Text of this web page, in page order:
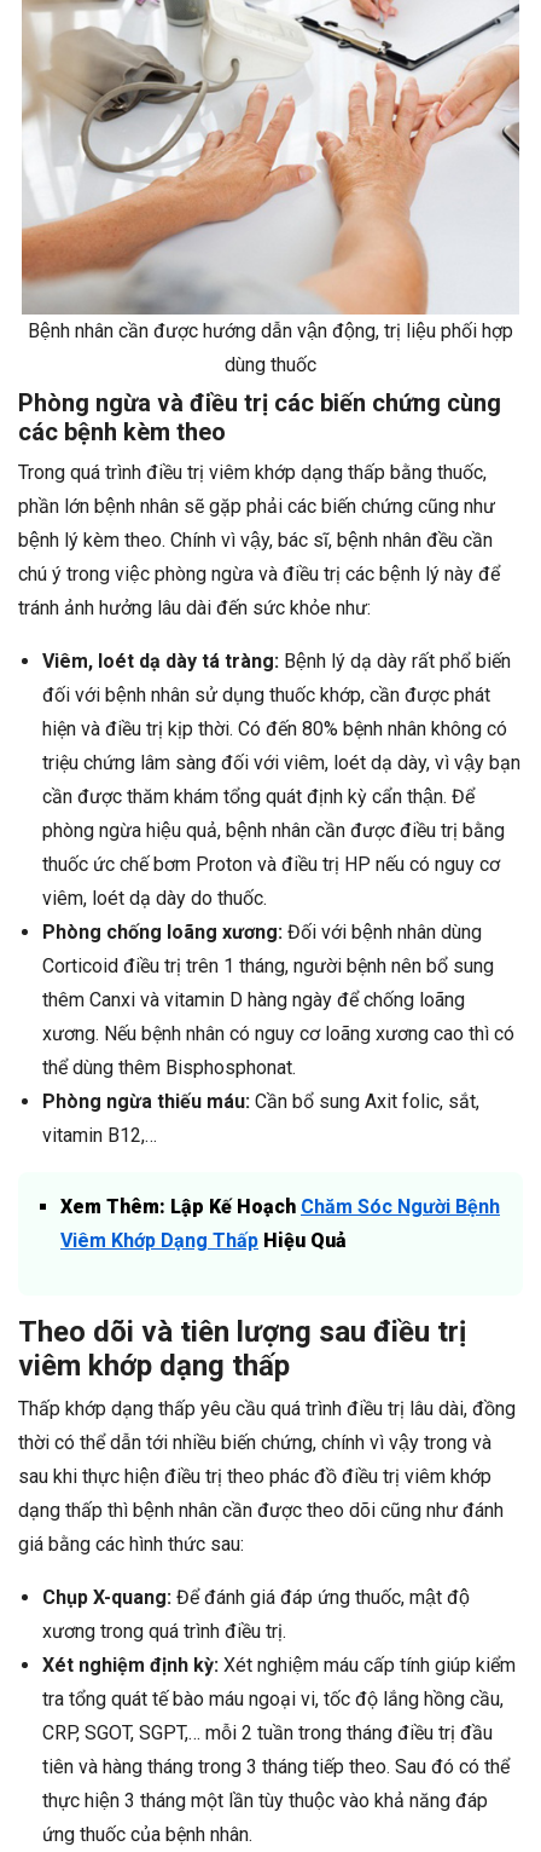
Bệnh nhân cần được hướng dẫn vận động, trị liệu phối hợp
dùng thuốc
Phòng ngừa và điều trị các biến chứng cùng
các bệnh kèm theo
Trong quá trình điều trị viêm khớp dạng thấp bằng thuốc,
phần lớn bệnh nhân sẽ gặp phải các biến chứng cũng như
bệnh lý kèm theo. Chính vì vậy, bác sĩ, bệnh nhân đều cần
chú ý trong việc phòng ngừa và điều trị các bệnh lý này để
tránh ảnh hưởng lâu dài đến sức khỏe như:
Viêm, loét dạ dày tá tràng: Bệnh lý dạ dày rất phổ biến
đối với bệnh nhân sử dụng thuốc khớp, cần được phát
hiện và điều trị kịp thời. Có đến 80% bệnh nhân không có
triệu chứng lâm sàng đối với viêm, loét dạ dày, vì vậy bạn
cần được thăm khám tổng quát định kỳ cẩn thận. Để
phòng ngừa hiệu quả, bệnh nhân cần được điều trị bằng
thuốc ức chế bơm Proton và điều trị HP nếu có nguy cơ
viêm, loét dạ dày do thuốc.
Phòng chống loãng xương: Đối với bệnh nhân dùng
Corticoid điều trị trên 1 tháng, người bệnh nên bổ sung
thêm Canxi và vitamin D hàng ngày để chống loãng
xương. Nếu bệnh nhân có nguy cơ loãng xương cao thì có
thể dùng thêm Bisphosphonat.
Phòng ngừa thiếu máu: Cần bổ sung Axit folic, sắt,
vitamin B12,…
Xem Thêm: Lập Kế Hoạch Chăm Sóc Người Bệnh
Viêm Khớp Dạng Thấp Hiệu Quả
Theo dõi và tiên lượng sau điều trị
viêm khớp dạng thấp
Thấp khớp dạng thấp yêu cầu quá trình điều trị lâu dài, đồng
thời có thể dẫn tới nhiều biến chứng, chính vì vậy trong và
sau khi thực hiện điều trị theo phác đồ điều trị viêm khớp
dạng thấp thì bệnh nhân cần được theo dõi cũng như đánh
giá bằng các hình thức sau:
Chụp X-quang: Để đánh giá đáp ứng thuốc, mật độ
xương trong quá trình điều trị.
Xét nghiệm định kỳ: Xét nghiệm máu cấp tính giúp kiểm
tra tổng quát tế bào máu ngoại vi, tốc độ lắng hồng cầu,
CRP, SGOT, SGPT,… mỗi 2 tuần trong tháng điều trị đầu
tiên và hàng tháng trong 3 tháng tiếp theo. Sau đó có thể
thực hiện 3 tháng một lần tùy thuộc vào khả năng đáp
ứng thuốc của bệnh nhân.